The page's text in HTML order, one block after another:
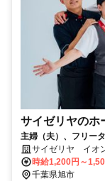
サイゼリヤのホ
主婦（夫）、フリー
んな仲良くチームで
サイゼリヤ イオ
時給1,200円～
千葉県旭市